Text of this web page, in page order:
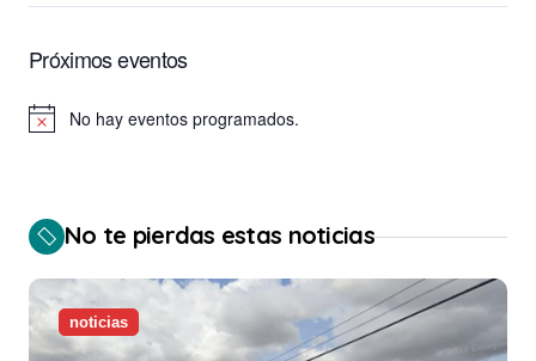
Próximos eventos
Aviso No hay eventos programados.
No te pierdas estas noticias
noticias